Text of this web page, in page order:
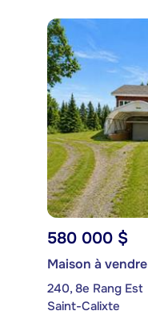
580 000 $
Maison à vendre
240, 8e Rang Est
Saint-Calixte